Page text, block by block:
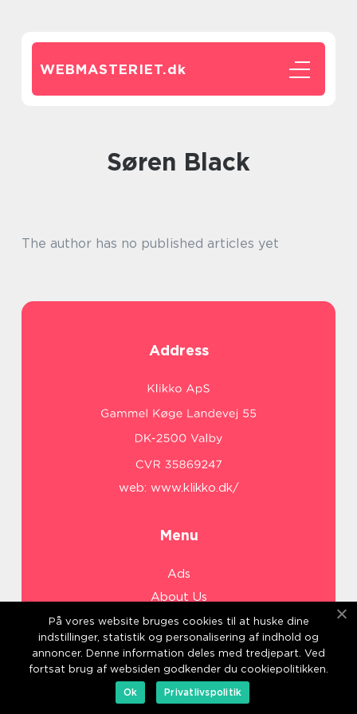
WEBMASTERIET.dk
Søren Black
The author has no published articles yet
Address
web: www.klikko.dk/
Menu
Ads
About Us
Cookies
Contact
Sitemap
På vores website bruges cookies til at huske dine
indstillinger, statistik og personalisering af indhold og
annoncer. Denne information deles med tredjepart. Ved
fortsat brug af websiden godkender du cookiepolitikken.
Ok
Privatlivspolitik